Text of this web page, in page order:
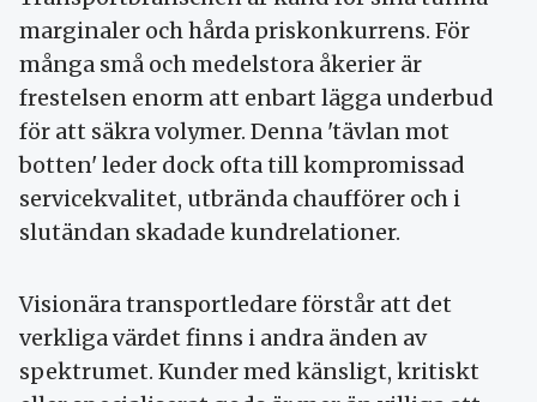
marginaler och hårda priskonkurrens. För
många små och medelstora åkerier är
frestelsen enorm att enbart lägga underbud
för att säkra volymer. Denna 'tävlan mot
botten' leder dock ofta till kompromissad
servicekvalitet, utbrända chaufförer och i
slutändan skadade kundrelationer.
Visionära transportledare förstår att det
verkliga värdet finns i andra änden av
spektrumet. Kunder med känsligt, kritiskt